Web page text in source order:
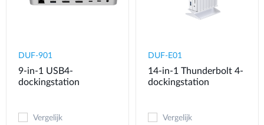
DUF-901
9-in-1 USB4-
dockingstation
Vergelijk
DUF-E01
14-in-1 Thunderbolt 4-
dockingstation
Vergelijk